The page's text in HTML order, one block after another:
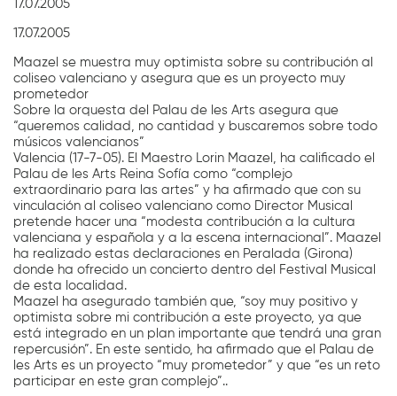
17.07.2005
17.07.2005
Maazel se muestra muy optimista sobre su contribución al
coliseo valenciano y asegura que es un proyecto muy
prometedor
Sobre la orquesta del Palau de les Arts asegura que
“queremos calidad, no cantidad y buscaremos sobre todo
músicos valencianos”
Valencia (17-7-05). El Maestro Lorin Maazel, ha calificado el
Palau de les Arts Reina Sofía como “complejo
extraordinario para las artes” y ha afirmado que con su
vinculación al coliseo valenciano como Director Musical
pretende hacer una “modesta contribución a la cultura
valenciana y española y a la escena internacional”. Maazel
ha realizado estas declaraciones en Peralada (Girona)
donde ha ofrecido un concierto dentro del Festival Musical
de esta localidad.
Maazel ha asegurado también que, “soy muy positivo y
optimista sobre mi contribución a este proyecto, ya que
está integrado en un plan importante que tendrá una gran
repercusión”. En este sentido, ha afirmado que el Palau de
les Arts es un proyecto “muy prometedor” y que “es un reto
participar en este gran complejo”..